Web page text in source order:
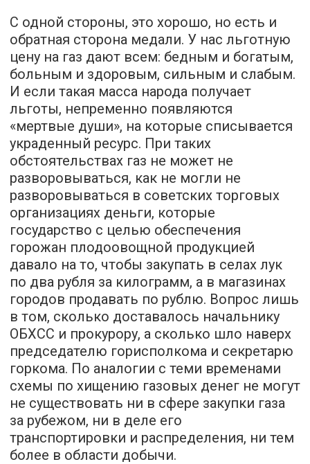
С одной стороны, это хорошо, но есть и
обратная сторона медали. У нас льготную
цену на газ дают всем: бедным и богатым,
больным и здоровым, сильным и слабым.
И если такая масса народа получает
льготы, непременно появляются
«мертвые души», на которые списывается
украденный ресурс. При таких
обстоятельствах газ не может не
разворовываться, как не могли не
разворовываться в советских торговых
организациях деньги, которые
государство с целью обеспечения
горожан плодоовощной продукцией
давало на то, чтобы закупать в селах лук
по два рубля за килограмм, а в магазинах
городов продавать по рублю. Вопрос лишь
в том, сколько доставалось начальнику
ОБХСС и прокурору, а сколько шло наверх
председателю горисполкома и секретарю
горкома. По аналогии с теми временами
схемы по хищению газовых денег не могут
не существовать ни в сфере закупки газа
за рубежом, ни в деле его
транспортировки и распределения, ни тем
более в области добычи.